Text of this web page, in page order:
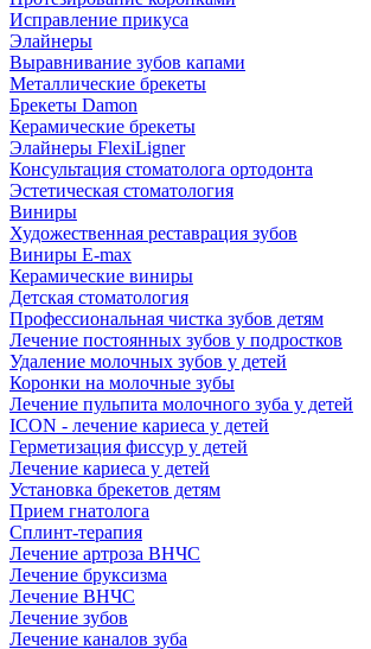
Исправление прикуса
Элайнеры
Выравнивание зубов капами
Металлические брекеты
Брекеты Damon
Керамические брекеты
Элайнеры FlexiLigner
Консультация стоматолога ортодонта
Эстетическая стоматология
Виниры
Художественная реставрация зубов
Виниры E-max
Керамические виниры
Детская стоматология
Профессиональная чистка зубов детям
Лечение постоянных зубов у подростков
Удаление молочных зубов у детей
Коронки на молочные зубы
Лечение пульпита молочного зуба у детей
ICON - лечение кариеса у детей
Герметизация фиссур у детей
Лечение кариеса у детей
Установка брекетов детям
Прием гнатолога
Сплинт-терапия
Лечение артроза ВНЧС
Лечение бруксизма
Лечение ВНЧС
Лечение зубов
Лечение каналов зуба